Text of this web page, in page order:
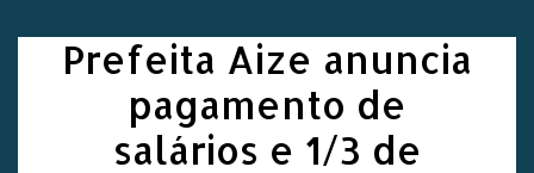
Prefeita Aize anuncia
pagamento de
salários e 1/3 de